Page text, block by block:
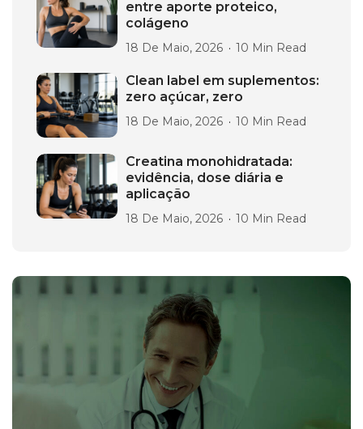
entre aporte proteico,
colágeno
18 De Maio, 2026 10 Min Read
Clean label em suplementos:
zero açúcar, zero
18 De Maio, 2026 10 Min Read
Creatina monohidratada:
evidência, dose diária e
aplicação
18 De Maio, 2026 10 Min Read